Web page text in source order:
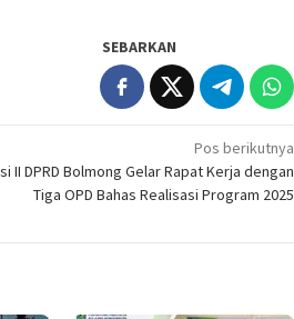
SEBARKAN
Pos berikutnya
II DPRD Bolmong Gelar Rapat Kerja dengan
Tiga OPD Bahas Realisasi Program 2025